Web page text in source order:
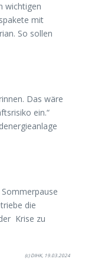
wichtigen
mit
So sollen
Das wäre
ein.“
die
Krise zu
(c) DIHK, 19.03.2024